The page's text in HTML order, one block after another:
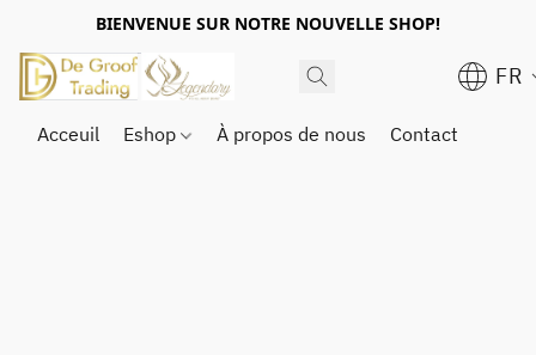
BIENVENUE SUR NOTRE NOUVELLE SHOP!
FR
Acceuil Eshop À propos de nous Contact